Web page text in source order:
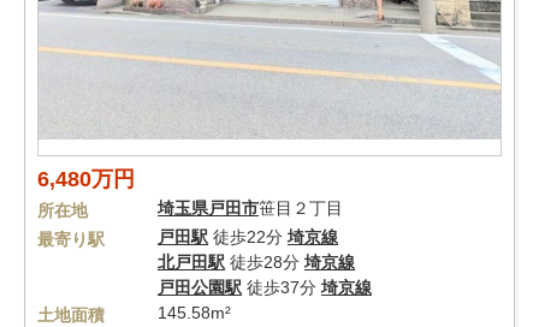
6,480万円
所在地 埼玉県戸田市笹目２丁目
最寄り駅
戸田駅 徒歩22分 埼京線
北戸田駅 徒歩28分 埼京線
戸田公園駅 徒歩37分 埼京線
土地面積
145.58m²